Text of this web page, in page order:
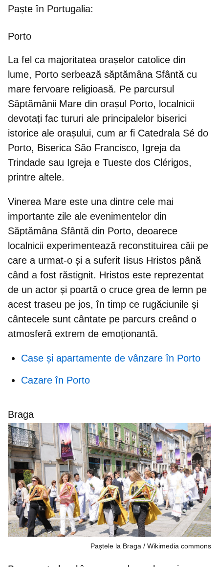
Paște în Portugalia:
Porto
La fel ca majoritatea orașelor catolice din
lume, Porto serbează săptămâna Sfântă cu
mare fervoare religioasă. Pe parcursul
Săptămânii Mare din orașul Porto, localnicii
devotați fac tururi ale principalelor biserici
istorice ale orașului, cum ar fi Catedrala Sé do
Porto, Biserica São Francisco, Igreja da
Trindade sau Igreja e Tueste dos Clérigos,
printre altele.
Vinerea Mare este una dintre cele mai
importante zile ale evenimentelor din
Săptămâna Sfântă din Porto, deoarece
localnicii experimentează reconstituirea căii pe
care a urmat-o și a suferit Iisus Hristos până
când a fost răstignit. Hristos este reprezentat
de un actor și poartă o cruce grea de lemn pe
acest traseu pe jos, în timp ce rugăciunile și
cântecele sunt cântate pe parcurs creând o
atmosferă extrem de emoționantă.
Case și apartamente de vânzare în Porto
Cazare în Porto
Braga
Paștele la Braga Wikimedia commons